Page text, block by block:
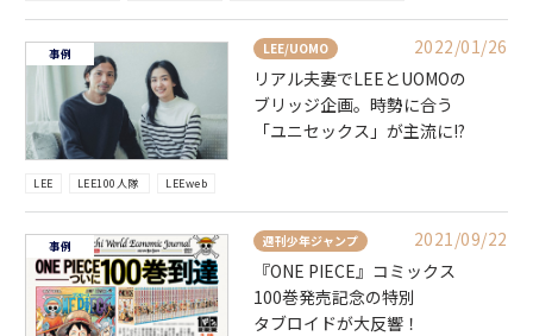
事例 LEE/UOMO
2022/01/26
リアル夫妻でLEEとUOMOの
ブリッジ企画。時勢に合う
「ユニセックス」が主流に!?
LEE LEE100人隊 LEEweb
事例 週刊少年ジャンプ
2021/09/22
『ONE PIECE』コミックス
100巻発売記念の特別
タブロイドが大反響！